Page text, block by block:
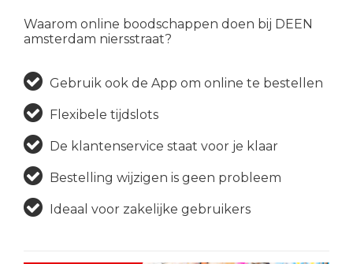
Waarom online boodschappen doen bij DEEN
amsterdam niersstraat?
Gebruik ook de App om online te bestellen
Flexibele tijdslots
De klantenservice staat voor je klaar
Bestelling wijzigen is geen probleem
Ideaal voor zakelijke gebruikers